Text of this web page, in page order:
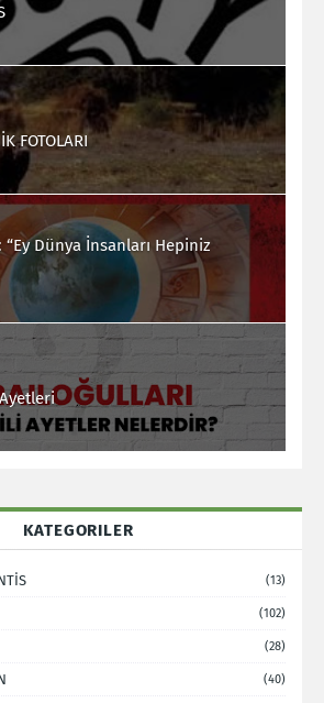
FOTOLARI
“Ey Dünya İnsanları Hepiniz
KATEGORILER
(13)
(102)
(28)
(40)